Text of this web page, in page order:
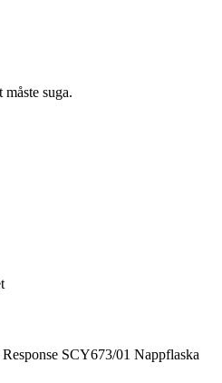
suga.
SCY673/01 Nappflaska